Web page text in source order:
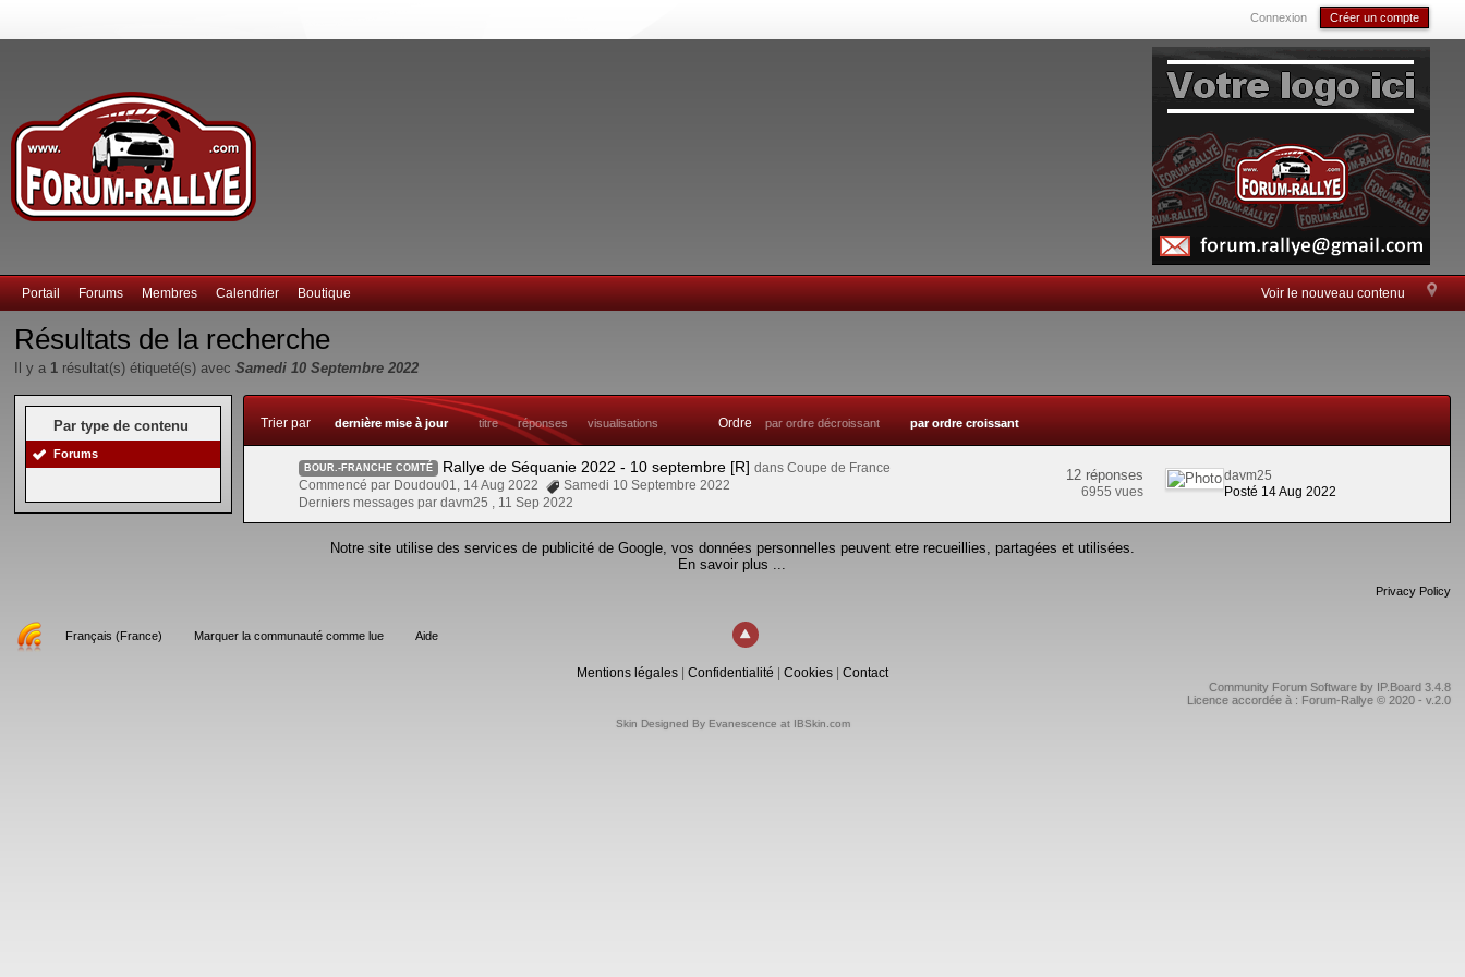
Connexion Créer un compte
Voir le nouveau contenu
Portail Forums Membres Calendrier Boutique
Résultats de la recherche
Il y a 1 résultat(s) étiqueté(s) avecSamedi 10 Septembre 2022
Par type de contenu
Forums
Trier par dernière mise à jour titre réponses visualisations Ordre par ordre décroissant par ordre croissant
BOUR.-FRANCHE COMTÉ Rallye de Séquanie 2022 - 10 septembre [R] dans Coupe de France
Commencé par Doudou01, 14 Aug 2022
Samedi 10 Septembre 2022
Derniers messages par davm25 , 11 Sep 2022
12 réponses
6955 vues
davm25
Posté 14 Aug 2022
Notre site utilise des services de publicité de Google, vos données personnelles peuvent etre recueillies, partagées et utilisées.
En savoir plus ...
Privacy Policy
Français (France) Marquer la communauté comme lue Aide
Mentions légales| Confidentialité Cookies| Contact
Community Forum Software by IP.Board 3.4.8
Licence accordée à : Forum-Rallye © 2020 - v.2.0
Skin Designed By Evanescence at IBSkin.com